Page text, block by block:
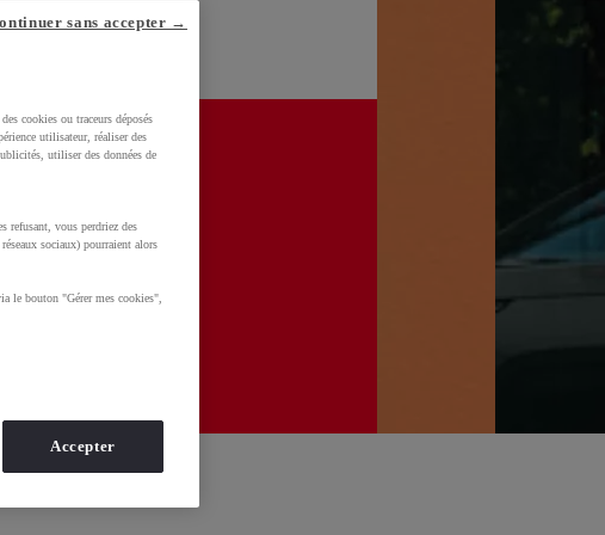
cookies ou traceurs déposés
utilisateur, réaliser des
utiliser des données de
refusant, vous perdriez des
sociaux) pourraient alors
le bouton "Gérer mes cookies",
sans accepter →
Accepter